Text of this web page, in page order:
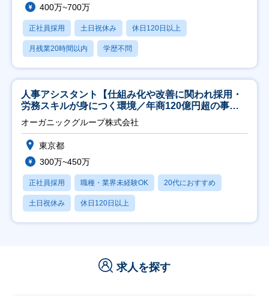
400万~700万
正社員採用 土日祝休み 休日120日以上
月残業20時間以内 学歴不問
人事アシスタント【仕組み化や改善に関われ採用・
労務スキルが身につく環境／年商120億円超の事業
会社】
オーガニックグループ株式会社
東京都
300万~450万
正社員採用 職種・業界未経験OK 20代におすすめ
土日祝休み 休日120日以上
求人を探す